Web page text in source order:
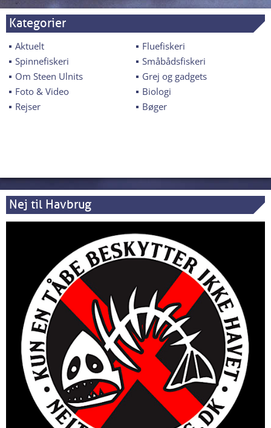
Kategorier
Aktuelt
Fluefiskeri
Spinnefiskeri
Småbådsfiskeri
Om Steen Ulnits
Grej og gadgets
Foto & Video
Biologi
Rejser
Bøger
Nej til Havbrug